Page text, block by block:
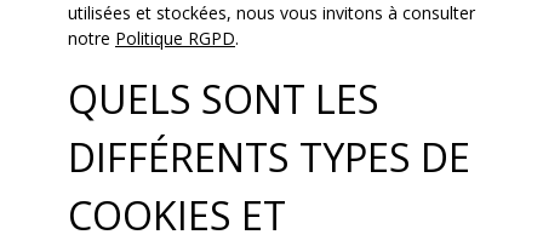
utilisées et stockées, nous vous invitons à consulter
notre Politique RGPD.
QUELS SONT LES
DIFFÉRENTS TYPES DE
COOKIES ET